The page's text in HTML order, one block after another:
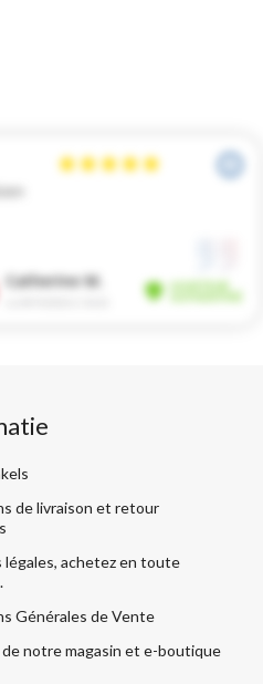
de livraison et retour
achetez en toute
Générales de Vente
notre magasin et e-boutique